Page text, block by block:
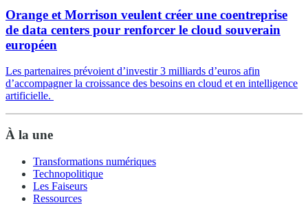
Orange et Morrison veulent créer une coentreprise
de data centers pour renforcer le cloud souverain
européen
Les partenaires prévoient d’investir 3 milliards d’euros afin
d’accompagner la croissance des besoins en cloud et en intelligence
artificielle.
À la une
Transformations numériques
Technopolitique
Les Faiseurs
Ressources